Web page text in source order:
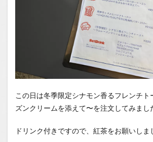
この日は冬季限定シナモン香るフレンチト
ズンクリームを添えて〜を注文してみまし
ドリンク付きですので、紅茶をお願いしま